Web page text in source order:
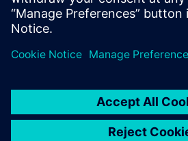
Látogasson el a PLM